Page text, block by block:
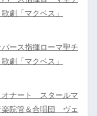
劇「マクベス」
ース指揮ローマ聖チ
劇「マクベス」
ナート スタールマ
楽院管＆合唱団 ヴェ